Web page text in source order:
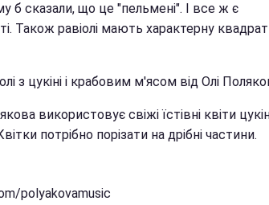
б сказали, що це "пельмені". І все ж є
Також равіолі мають характерну
з цукіні і крабовим м'ясом від Олі
використовує свіжі їстівні квіти
потрібно порізати на дрібні частини.
polyakovamusic